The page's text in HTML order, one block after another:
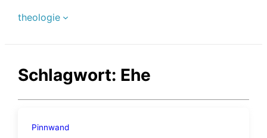
theologie
Schlagwort: Ehe
Pinnwand